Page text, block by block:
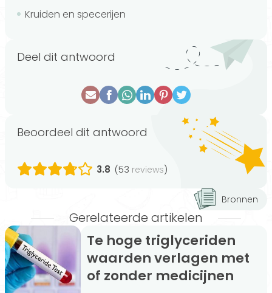
Kruiden en specerijen
Deel dit antwoord
Beoordeel dit antwoord
3.8 (53 reviews)
Bronnen
Gerelateerde artikelen
Te hoge triglyceriden
waarden verlagen met
of zonder medicijnen